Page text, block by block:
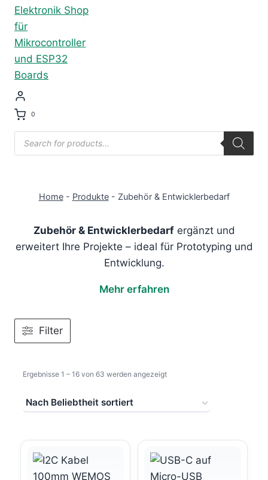
0
Products
search
Home- Produkte- Zubehör & Entwicklerbedarf
Zubehör & Entwicklerbedarfergänzt und
erweitert Ihre Projekte – ideal für Prototyping und
Entwicklung.
Mehr erfahren
Filter
Ergebnisse 1 – 16 von 63 werden angezeigtNach